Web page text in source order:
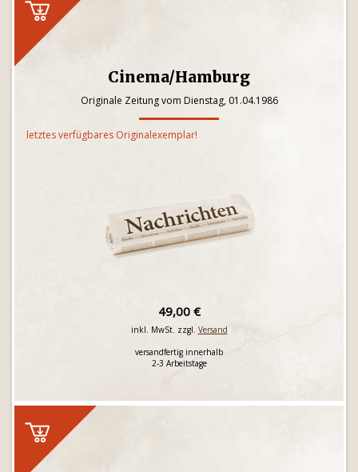
Cinema/Hamburg
Originale Zeitung vom Dienstag, 01.04.1986
letztes verfügbares Originalexemplar!
49,00 €
inkl. MwSt. zzgl. Versand
versandfertig innerhalb
2-3 Arbeitstage